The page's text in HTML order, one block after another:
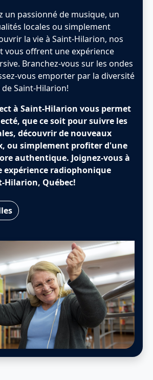
un passionné de musique, un
locales ou simplement
la vie à Saint-Hilarion, nos
vous offrent une expérience
Branchez-vous sur les ondes
vous emporter par la diversité
Saint-Hilarion!
à Saint-Hilarion vous permet
que ce soit pour suivre les
découvrir de nouveaux
ou simplement profiter d'une
authentique. Joignez-vous à
expérience radiophonique
Hilarion, Québec!